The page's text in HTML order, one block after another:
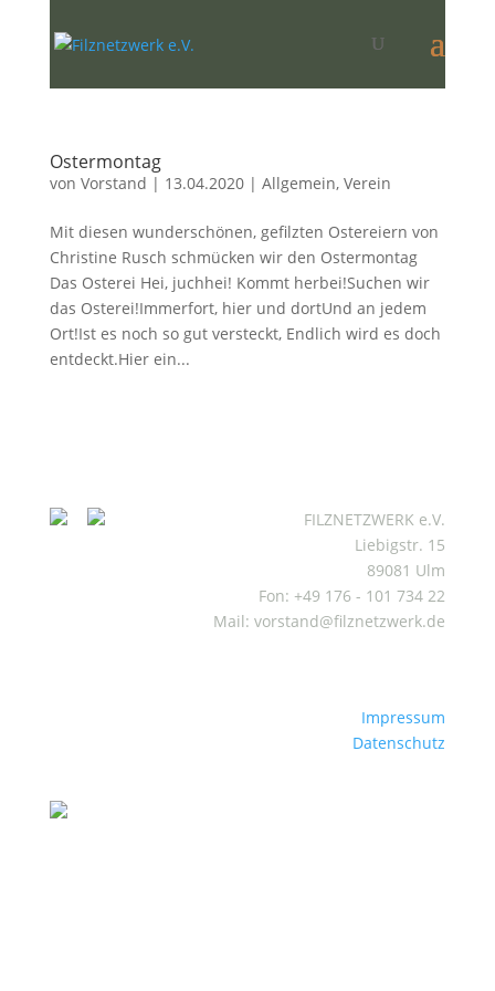
Ostermontag
von Vorstand | 13.04.2020| Allgemein, Verein
Mit diesen wunderschönen, gefilzten Ostereiern von
Christine Rusch schmücken wir den Ostermontag
Das Osterei Hei, juchhei! Kommt herbei!Suchen wir
das Osterei!Immerfort, hier und dortUnd an jedem
Ort!Ist es noch so gut versteckt, Endlich wird es doch
entdeckt.Hier ein...
FILZNETZWERK e.V.
Liebigstr. 15
89081 Ulm
Fon: +49 176 - 101 734 22
Mail: vorstand@filznetzwerk.de
Impressum
Datenschutz